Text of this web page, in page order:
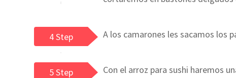
4 Step A los camarones les sacamos los
5 Step
Con el arroz para sushi haremos